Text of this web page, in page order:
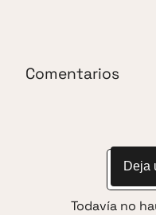
Comentarios
Deja
Todavía no